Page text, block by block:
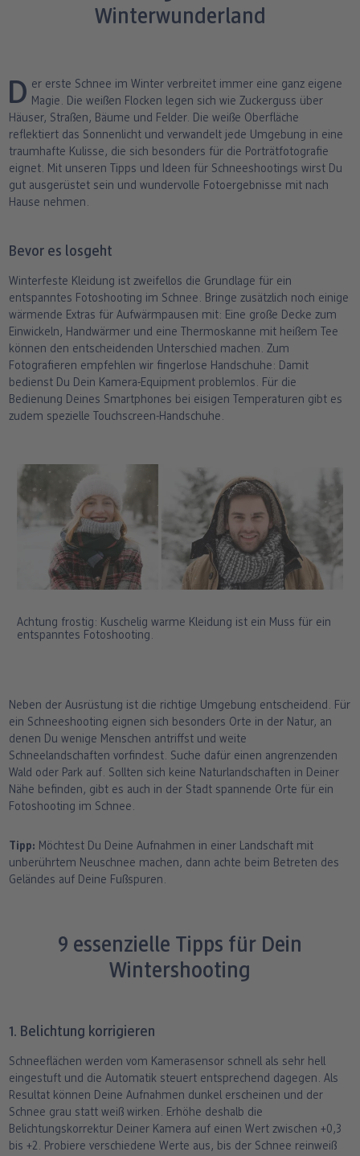
Art Prints
Fotomagnete
Fotosticker
Fotoaufsteller mit Standfuß
Analog Services
Poster
hexxas
Poster mit Rahmen
Mehrteilige Bilder
Große Fotos
Handyhüllen
Schule & Büro
Baby & Kind
Für unterwegs
Art Prints
Haustier
Einschulung
Karte konfigurieren
Klappkarten
Foto- & Postkarten
Einzelkarten im Direktversand
Fotoleinwand
Markt
Winterwunderland
Der erste Schnee im Winter verbreitet immer eine ganz eigene Magie. Die weißen Flocken legen sich wie Zuckerguss über
Häuser, Straßen, Bäume und Felder. Die weiße Oberfläche
reflektiert das Sonnenlicht und verwandelt jede Umgebung in eine
traumhafte Kulisse, die sich besonders für die Porträtfotografie
eignet. Mit unseren Tipps und Ideen für Schneeshootings wirst Du
gut ausgerüstet sein und wundervolle Fotoergebnisse mit nach
Hause nehmen.
Bevor es losgeht
Winterfeste Kleidung ist zweifellos die Grundlage für ein
entspanntes Fotoshooting im Schnee. Bringe zusätzlich noch einige
wärmende Extras für Aufwärmpausen mit: Eine große Decke zum
Einwickeln, Handwärmer und eine Thermoskanne mit heißem Tee
können den entscheidenden Unterschied machen. Zum
Fotografieren empfehlen wir fingerlose Handschuhe: Damit
bedienst Du Dein Kamera-Equipment problemlos. Für die
Bedienung Deines Smartphones bei eisigen Temperaturen gibt es
zudem spezielle Touchscreen-Handschuhe.
Achtung frostig: Kuschelig warme Kleidung ist ein Muss für ein
entspanntes Fotoshooting.
Neben der Ausrüstung ist die richtige Umgebung entscheidend. Für
ein Schneeshooting eignen sich besonders Orte in der Natur, an
denen Du wenige Menschen antriffst und weite
Schneelandschaften vorfindest. Suche dafür einen angrenzenden
Wald oder Park auf. Sollten sich keine Naturlandschaften in Deiner
Nähe befinden, gibt es auch in der Stadt spannende Orte für ein
Fotoshooting im Schnee.
Tipp: Möchtest Du Deine Aufnahmen in einer Landschaft mit
unberührtem Neuschnee machen, dann achte beim Betreten des
Geländes auf Deine Fußspuren.
9 essenzielle Tipps für Dein
Wintershooting
1. Belichtung korrigieren
Schneeflächen werden vom Kamerasensor schnell als sehr hell
eingestuft und die Automatik steuert entsprechend dagegen. Als
Resultat können Deine Aufnahmen dunkel erscheinen und der
Schnee grau statt weiß wirken. Erhöhe deshalb die
Belichtungskorrektur Deiner Kamera auf einen Wert zwischen +0,3
bis +2. Probiere verschiedene Werte aus, bis der Schnee reinweiß